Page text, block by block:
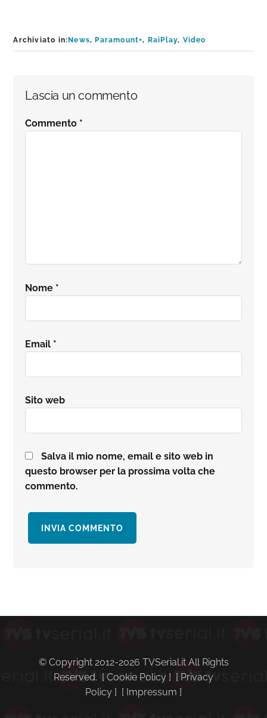
Archiviato in: News, Paramount+, RaiPlay, Video
Interazioni
del
Lascia un commento
Commento *
Nome *
Email *
Sito web
Salva il mio nome, email e sito web in
questo browser per la prossima volta che
commento.
primaria
© Copyright 2012-2026 TVSerial.it All Rights
Reserved. [ Cookie Policy ] [ Privacy
Policy ] [ Impressum ]